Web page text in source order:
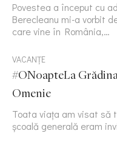
Povestea a început cu
Berecleanu mi-a vorbit
care vine în România,…
VACANȚE
#ONoapteLa
Omenie
Toata viața am visat să
școală generală eram